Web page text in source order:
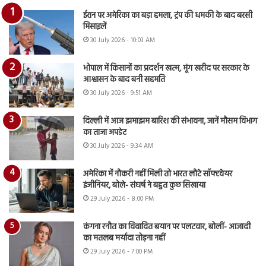
ईरान पर अमेरिका का बड़ा हमला, ट्रंप की धमकी के बाद बरसी
मिसाइलें
30 July 2026 - 10:03 AM
भोपाल में किसानों का प्रदर्शन खत्म, मूंग खरीद पर सरकार के
आश्वासन के बाद बनी सहमति
30 July 2026 - 9:51 AM
दिल्ली में आज झमाझम बारिश की संभावना, जानें मौसम विभाग
का ताजा अपडेट
30 July 2026 - 9:34 AM
अमेरिका में नौकरी नहीं मिली तो भारत लौटे सॉफ्टवेयर
इंजीनियर, बोले- संघर्ष ने बहुत कुछ सिखाया
29 July 2026 - 8:00 PM
कंगना रनौत का विवादित बयान पर पलटवार, बोलीं- आजादी
का मतलब मर्यादा तोड़ना नहीं
29 July 2026 - 7:00 PM